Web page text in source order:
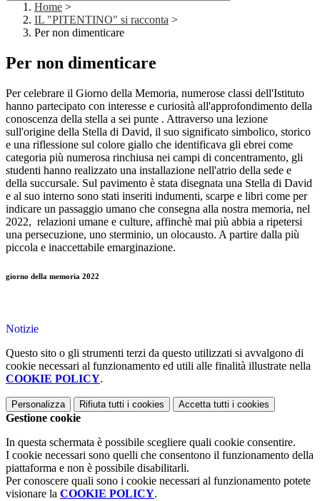
Home >
IL "PITENTINO" si racconta >
Per non dimenticare
Per non dimenticare
Per celebrare il Giorno della Memoria, numerose classi dell'Istituto
hanno partecipato con interesse e curiosità all'approfondimento della
conoscenza della stella a sei punte . Attraverso una lezione
sull'origine della Stella di David, il suo significato simbolico, storico
e una riflessione sul colore giallo che identificava gli ebrei come
categoria più numerosa rinchiusa nei campi di concentramento, gli
studenti hanno realizzato una installazione nell'atrio della sede e
della succursale. Sul pavimento è stata disegnata una Stella di David
e al suo interno sono stati inseriti indumenti, scarpe e libri come per
indicare un passaggio umano che consegna alla nostra memoria, nel
2022, relazioni umane e culture, affinchè mai più abbia a ripetersi
una persecuzione, uno sterminio, un olocausto. A partire dalla più
piccola e inaccettabile emarginazione.
giorno della memoria 2022
Notizie
Questo sito o gli strumenti terzi da questo utilizzati si avvalgono di
cookie necessari al funzionamento ed utili alle finalità illustrate nella
COOKIE POLICY.
Personalizza Rifiuta tutti i cookies Accetta tutti i cookies
Gestione cookie
In questa schermata è possibile scegliere quali cookie consentire.
I cookie necessari sono quelli che consentono il funzionamento della
piattaforma e non è possibile disabilitarli.
Per conoscere quali sono i cookie necessari al funzionamento potete
visionare la COOKIE POLICY.